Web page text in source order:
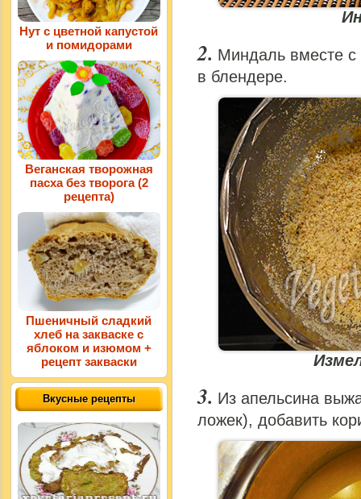
Миндаль вместе с
в блендере.
Из апельсина
ложек), добавить
Нут с цветной капустой
и помидорами
Веганская творожная
пасха без творога (2
рецепта)
Пшеничный сладкий
хлеб на закваске с
яблоком и изюмом +
рецепт закваски
Вкусные рецепты